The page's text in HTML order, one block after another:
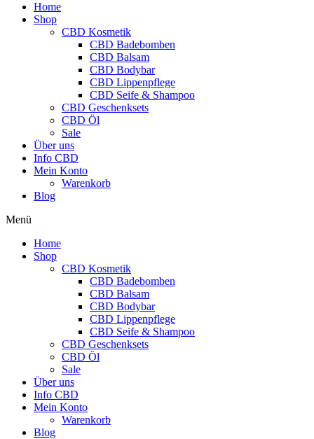
Home
Shop
CBD Kosmetik
CBD Badebomben
CBD Balsam
CBD Bodybar
CBD Lippenpflege
CBD Seife & Shampoo
CBD Geschenksets
CBD Öl
Sale
Über uns
Info CBD
Mein Konto
Warenkorb
Blog
Menü
Home
Shop
CBD Kosmetik
CBD Badebomben
CBD Balsam
CBD Bodybar
CBD Lippenpflege
CBD Seife & Shampoo
CBD Geschenksets
CBD Öl
Sale
Über uns
Info CBD
Mein Konto
Warenkorb
Blog